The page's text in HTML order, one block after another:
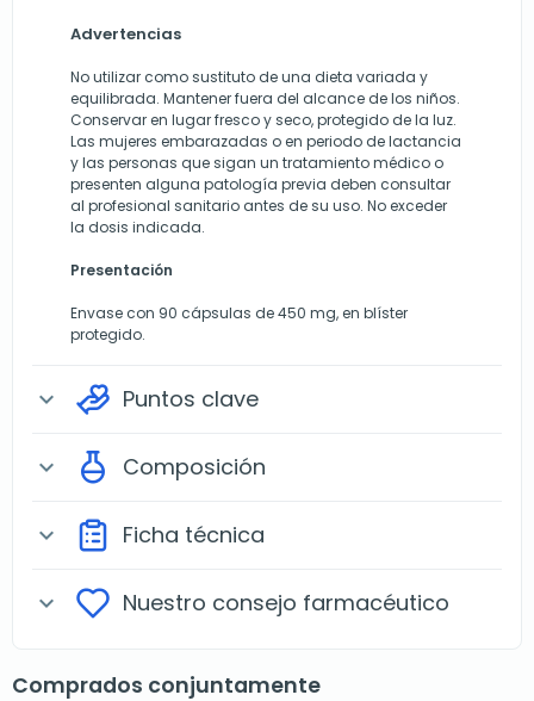
Advertencias
No utilizar como sustituto de una dieta variada y
equilibrada. Mantener fuera del alcance de los niños.
Conservar en lugar fresco y seco, protegido de la luz.
Las mujeres embarazadas o en periodo de lactancia
y las personas que sigan un tratamiento médico o
presenten alguna patología previa deben consultar
al profesional sanitario antes de su uso. No exceder
la dosis indicada.
Presentación
Envase con 90 cápsulas de 450 mg, en blíster
protegido.
expand_more Puntos clave
expand_more Composición
expand_more Ficha técnica
expand_more Nuestro consejo farmacéutico
Comprados conjuntamente